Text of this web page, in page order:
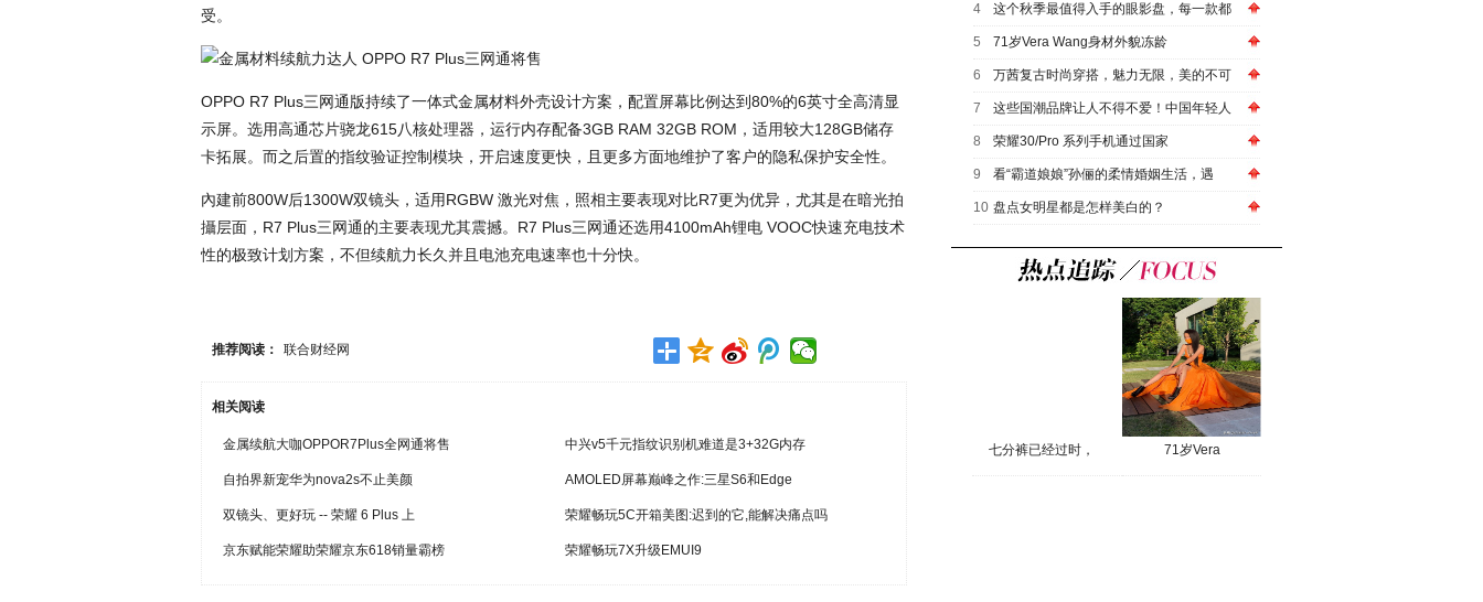
受。
OPPO R7 Plus三网通版持续了一体式金属材料外壳设计方案，配置屏幕比例达到80%的6英寸全高清显
示屏。选用高通芯片骁龙615八核处理器，运行内存配备3GB RAM 32GB ROM，适用较大128GB储存
卡拓展。而之后置的指纹验证控制模块，开启速度更快，且更多方面地维护了客户的隐私保护安全性。
內建前800W后1300W双镜头，适用RGBW 激光对焦，照相主要表现对比R7更为优异，尤其是在暗光拍
攝层面，R7 Plus三网通的主要表现尤其震撼。R7 Plus三网通还选用4100mAh锂电 VOOC快速充电技术
性的极致计划方案，不但续航力长久并且电池充电速率也十分快。
推荐阅读： 联合财经网
相关阅读
金属续航大咖OPPOR7Plus全网通将售 中兴v5千元指纹识别机难道是3+32G内存
自拍界新宠华为nova2s不止美颜 AMOLED屏幕巅峰之作:三星S6和Edge
双镜头、更好玩 -- 荣耀 6 Plus 上 荣耀畅玩5C开箱美图:迟到的它,能解决痛点吗
京东赋能荣耀助荣耀京东618销量霸榜 荣耀畅玩7X升级EMUI9
4 这个秋季最值得入手的眼影盘，每一款都
5 71岁Vera Wang身材外貌冻龄
6 万茜复古时尚穿搭，魅力无限，美的不可
7 这些国潮品牌让人不得不爱！中国年轻人
8 荣耀30/Pro 系列手机通过国家
9 看“霸道娘娘”孙俪的柔情婚姻生活，遇
10 盘点女明星都是怎样美白的？
七分裤已经过时， 71岁Vera